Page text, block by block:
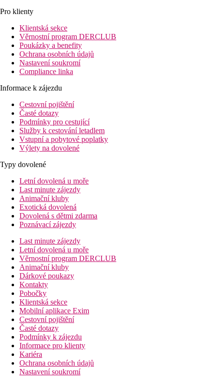
Pro klienty
Klientská sekce
Věrnostní program DERCLUB
Poukázky a benefity
Ochrana osobních údajů
Nastavení soukromí
Compliance linka
Informace k zájezdu
Cestovní pojištění
Časté dotazy
Podmínky pro cestující
Služby k cestování letadlem
Vstupní a pobytové poplatky
Výlety na dovolené
Typy dovolené
Letní dovolená u moře
Last minute zájezdy
Animační kluby
Exotická dovolená
Dovolená s dětmi zdarma
Poznávací zájezdy
Last minute zájezdy
Letní dovolená u moře
Věrnostní program DERCLUB
Animační kluby
Dárkové poukazy
Kontakty
Pobočky
Klientská sekce
Mobilní aplikace Exim
Cestovní pojištění
Časté dotazy
Podmínky k zájezdu
Informace pro klienty
Kariéra
Ochrana osobních údajů
Nastavení soukromí